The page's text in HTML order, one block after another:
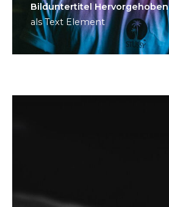
Bild­unter­titel Hervorgehoben
als Text Element